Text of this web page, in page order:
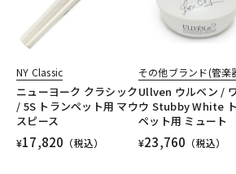
NY Classic
ニューヨーク クラシック
/ 5S トランペット用 マウ
スピース
¥17,820 （税込）
その他ブランド(管楽
Ullven ウルベン /
ウ Stubby White
ペット用 ミュート
¥23,760 （税込）